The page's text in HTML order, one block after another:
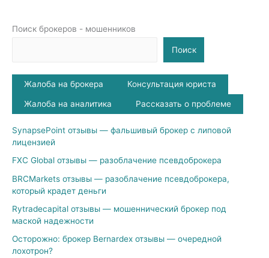
Поиск брокеров - мошенников
Поиск
Жалоба на брокера Консультация юриста
Жалоба на аналитика Рассказать о проблеме
SynapsePoint отзывы — фальшивый брокер с липовой
лицензией
FXC Global отзывы — разоблачение псевдоброкера
BRCMarkets отзывы — разоблачение псевдоброкера,
который крадет деньги
Rytradecapital отзывы — мошеннический брокер под
маской надежности
Осторожно: брокер Bernardex отзывы — очередной
лохотрон?